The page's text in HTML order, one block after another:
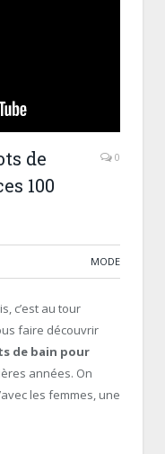
de
100
0
MODE
c’est au tour
faire découvrir
de bain pour
années. On
les femmes, une